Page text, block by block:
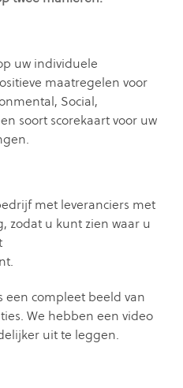
uw individuele
maatregelen voor
Social,
soort scorekaart voor uw
met leveranciers met
zodat u kunt zien waar u
een compleet beeld van
We hebben een video
uit te leggen.